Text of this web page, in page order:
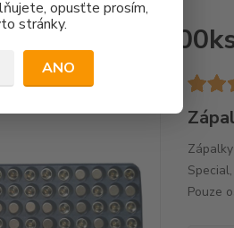
opusťte prosím,
stránky.
ANO
4,4 SP
Pouze